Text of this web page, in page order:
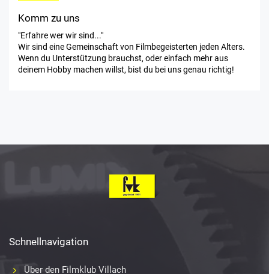
Komm zu uns
"Erfahre wer wir sind..."
Wir sind eine Gemeinschaft von Filmbegeisterten jeden Alters.
Wenn du Unterstützung brauchst, oder einfach mehr aus
deinem Hobby machen willst, bist du bei uns genau richtig!
Schnellnavigation
Über den Filmklub Villach